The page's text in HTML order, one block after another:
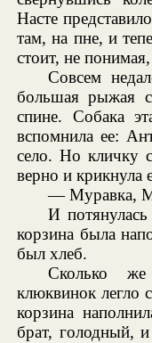
Насте
там, на пне, и
стоит, не
Совсем
большая рыжая
спине. Собака
вспомнила ее:
село. Но кличку
верно и крикнула
— Муравка,
И
корзина была
был хлеб.
Сколько
клюквинок легло
корзина
брат, голодный,